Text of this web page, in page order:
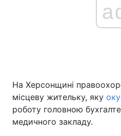
На Херсонщині
місцеву жительку, яку
роботу головною
медичного закладу.